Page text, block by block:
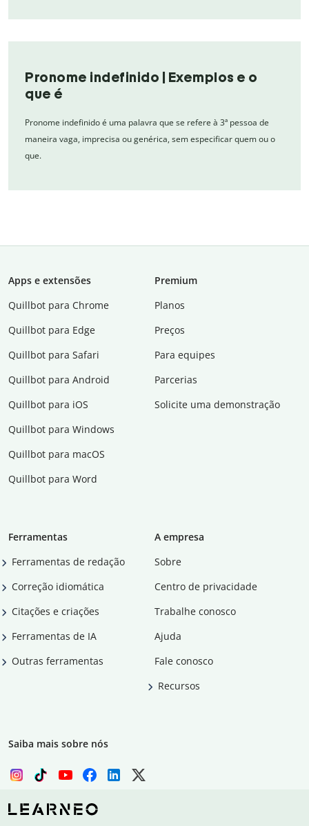
Pronome indefinido | Exemplos e o
que é
Pronome indefinido é uma palavra que se refere à 3ª pessoa de
maneira vaga, imprecisa ou genérica, sem especificar quem ou o
que.
Apps e extensões
Quillbot para Chrome
Quillbot para Edge
Quillbot para Safari
Quillbot para Android
Quillbot para iOS
Quillbot para Windows
Quillbot para macOS
Quillbot para Word
Premium
Planos
Preços
Para equipes
Parcerias
Solicite uma demonstração
Ferramentas
Ferramentas de redação
Correção idiomática
Citações e criações
Ferramentas de IA
Outras ferramentas
A empresa
Sobre
Centro de privacidade
Trabalhe conosco
Ajuda
Fale conosco
Recursos
Saiba mais sobre nós